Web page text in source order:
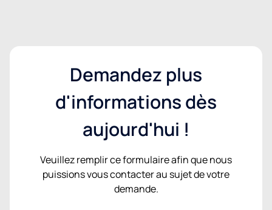
Demandez plus
d'informations dès
aujourd'hui !
Veuillez remplir ce formulaire afin que nous
puissions vous contacter au sujet de votre
demande.